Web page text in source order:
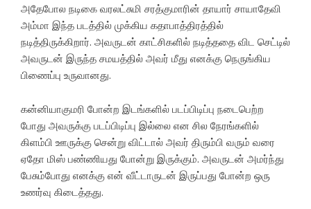
அதேபோல நடிகை வரலட்சுமி சரத்குமாரின் தாயார் சாயாதேவி
அம்மா இந்த படத்தில் முக்கிய கதாபாத்திரத்தில்
நடித்திருக்கிறார். அவருடன் காட்சிகளில் நடித்ததை விட செட்டில்
அவருடன் இருந்த சமயத்தில் அவர் மீது எனக்கு நெருங்கிய
பிணைப்பு உருவானது.
கன்னியாகுமரி போன்ற இடங்களில் படப்பிடிப்பு நடைபெற்ற
போது அவருக்கு படப்பிடிப்பு இல்லை என சில நேரங்களில்
கிளம்பி ஊருக்கு சென்று விட்டால் அவர் திரும்பி வரும் வரை
ஏதோ மிஸ் பண்ணியது போன்று இருக்கும். அவருடன் அமர்ந்து
பேசும்போது எனக்கு என் வீட்டாருடன் இருப்பது போன்ற ஒரு
உணர்வு கிடைத்தது.